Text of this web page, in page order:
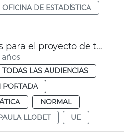
OFICINA DE ESTADÍSTICA
Fondos europeos para el proyecto de tecnología digital Citcom
TODAS LAS AUDIENCIAS
PORTADA
NORMAL
LLOBET UE